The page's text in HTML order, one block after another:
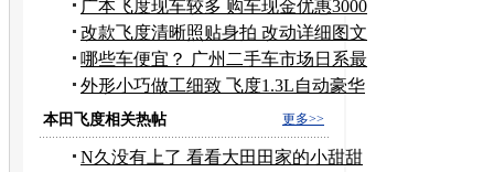
撼价
广本飞度现车较多 购车现金优惠3000
元
改款飞度清晰照贴身拍 改动详细图文
解析
哪些车便宜？ 广州二手车市场日系最
吃香
外形小巧做工细致 飞度1.3L自动豪华
版
更多>>
本田飞度相关热帖
N久没有上了 看看大田田家的小甜甜